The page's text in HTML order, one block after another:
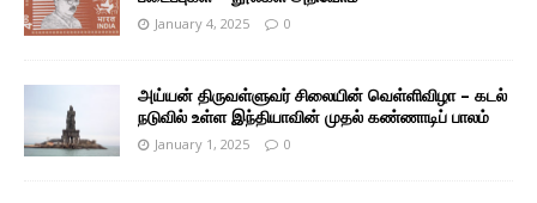
January 4, 2025 0
அய்யன் திருவள்ளுவர் சிலையின் வெள்ளிவிழா – கடல்
நடுவில் உள்ள இந்தியாவின் முதல் கண்ணாடிப் பாலம்
January 1, 2025 0